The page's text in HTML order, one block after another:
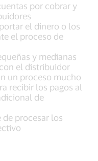
por cobrar y
el dinero o los
el proceso de
y medianas
el distribuidor
un proceso mucho
recibir los pagos al
de
procesar los